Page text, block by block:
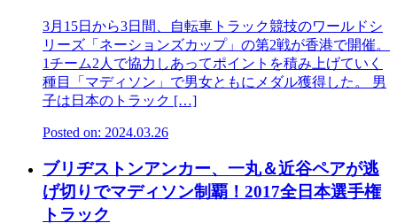
3月15日から3日間、自転車トラック競技のワールドシ
リーズ「ネーションズカップ」の第2戦が香港で開催。
1チーム2人で協力しあってポイントを積み上げていく
種目「マディソン」で男女ともにメダル獲得した。 男
子は日本のトラック […]
Posted on: 2024.03.26
ブリヂストンアンカー、一丸＆近谷ペアが逃
げ切りでマディソン制覇！2017全日本選手権
トラック